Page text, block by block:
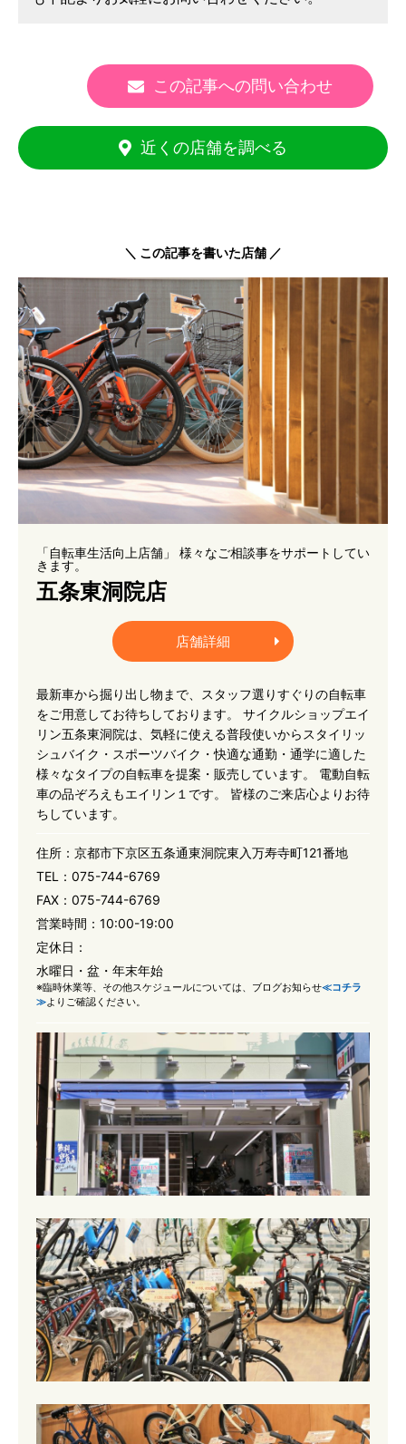
この記事への問い合わせ
近くの店舗を調べる
＼ この記事を書いた店舗 ／
「自転車生活向上店舗」 様々なご相談事をサポートしてい
きます。
五条東洞院店
店舗詳細
最新車から掘り出し物まで、スタッフ選りすぐりの自転車
をご用意してお待ちしております。 サイクルショップエイ
リン五条東洞院は、気軽に使える普段使いからスタイリッ
シュバイク・スポーツバイク・快適な通勤・通学に適した
様々なタイプの自転車を提案・販売しています。 電動自転
車の品ぞろえもエイリン１です。 皆様のご来店心よりお待
ちしています。
住所： 京都市下京区五条通東洞院東入万寿寺町121番地
TEL： 075-744-6769
FAX： 075-744-6769
営業時間： 10:00-19:00
定休日：
水曜日・盆・年末年始
※臨時休業等、その他スケジュールについては、ブログお知らせ≪コチラ
≫よりご確認ください。